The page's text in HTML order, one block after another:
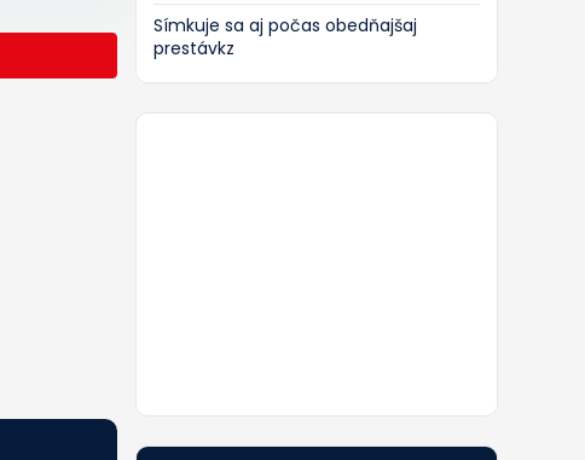
Símkuje sa aj počas obedňajšaj
prestávkz